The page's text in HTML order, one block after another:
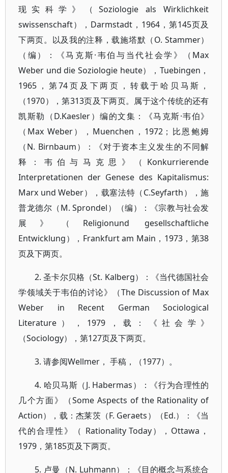
现实科学》（Soziologie als Wirklichkeit
swissenschaft），Darmstadt，1964，第145页及
下两页。以及我的注释，载施塔默（O. Stammer）
（编）：《马克斯·韦伯与当代社会学》（Max
Weber und die Soziologie heute），Tuebingen，
1965，第74页及下两页，转载于哈贝马斯，
（1970），第313页及下两页。属于这个传统的还有
凯斯勒（D.Kaesler）编的文集：《马克斯·韦伯》
（Max Weber），Muenchen，1972；比恩鲍姆
（N. Birnbaum）：《对于资本主义发生的不同解
释：韦伯与马克思》（Konkurrierende
Interpretationen der Genese des Kapitalismus:
Marx und Weber），载塞法特（C.Seyfarth），施
普龙德尔（M. Sprondel）（编）：《宗教与社会发
展》（Religionund gesellschaftliche
Entwicklung），Frankfurt am Main，1973，第38
页及下两页。
2. 圣卡尔贝格（St. Kalberg）：《当代德国社会
学领域关于韦伯的讨论》（The Discussion of Max
Weber in Recent German Sociological
Literature），1979，载：《社会学》
（Sociology），第127页及下两页。
3. 请参阅Wellmer， 手稿，（1977）。
4. 哈贝马斯（J. Habermas）：《行为合理性的
几个方面》（Some Aspects of the Rationality of
Action），载：杰莱茨（F. Geraets）（Ed.）：《当
代的合理性》（ Rationality Today），Ottawa，
1979，第185页及下两页。
5. 卢曼（N. Luhmann）：《目的概念与系统合